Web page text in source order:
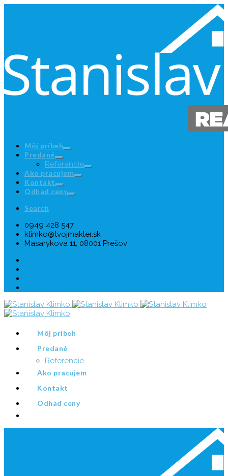
Môj príbeh
Predané
Referencie
Ako pracujem
Kontakt
Odhad ceny
Search
0949 428 547
klimko@tvojmakler.sk
Masarykova 11, 08001 Prešov
Môj príbeh
Predané
Referencie
Ako pracujem
Kontakt
Odhad ceny